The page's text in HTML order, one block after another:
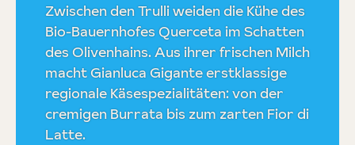
Zwischen den Trulli weiden die Kühe des
Bio-Bauernhofes Querceta im Schatten
des Olivenhains. Aus ihrer frischen Milch
macht Gianluca Gigante erstklassige
regionale Käsespezialitäten: von der
cremigen Burrata bis zum zarten Fior di
Latte.